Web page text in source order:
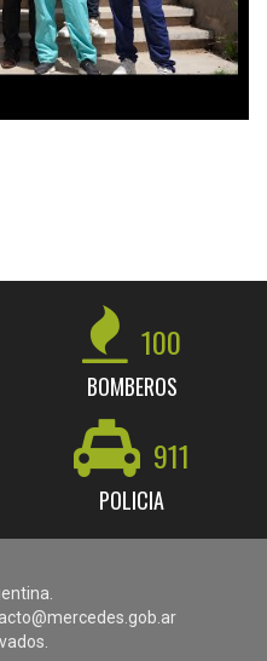
100
BOMBEROS
911
POLICIA